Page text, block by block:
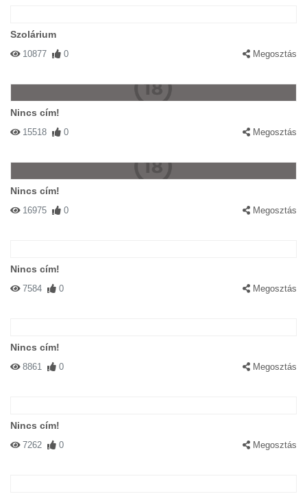
Szolárium
10877 0 Megosztás
Nincs cím!
15518 0 Megosztás
Nincs cím!
16975 0 Megosztás
Nincs cím!
7584 0 Megosztás
Nincs cím!
8861 0 Megosztás
Nincs cím!
7262 0 Megosztás